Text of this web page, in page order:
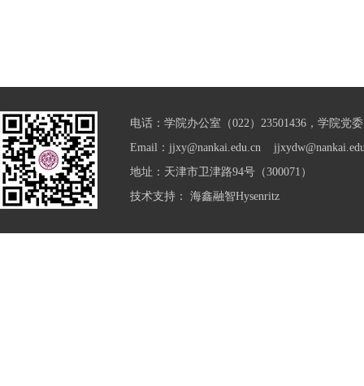
电话：学院办公室（022）23501436，学院党
Email：jjxy@nankai.edu.cn
地址：天津市卫津路94号（300071）
技术支持： 海鑫融智Hysenritz